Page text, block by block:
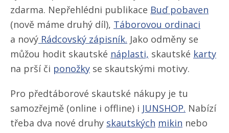
zdarma. Nepřehlédni publikace Buď pobaven
(nově máme druhý díl), Táborovou ordinaci
a nový Rádcovský zápisník. Jako odměny se
můžou hodit skautské náplasti, skautské karty
na prší či ponožky se skautskými motivy.
Pro předtáborové skautské nákupy je tu
samozřejmě (online i offline) i JUNSHOP. Nabízí
třeba dva nové druhy skautských mikin nebo